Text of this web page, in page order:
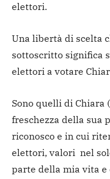
elettori.
Una libertà di scelta
sottoscritto significa
elettori a votare
Sono quelli di Chiara
freschezza della sua
riconosco e in cui
elettori, valori nel
parte della mia vita